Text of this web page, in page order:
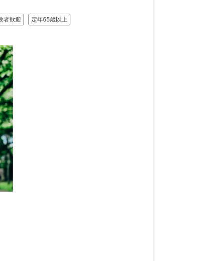
者歓迎 定年65歳以上